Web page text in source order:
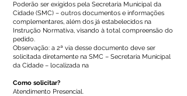
Poderão ser exigidos pela Secretaria Municipal da
Cidade (SMC) – outros documentos e informações
complementares, além dos já estabelecidos na
Instrução Normativa, visando à total compreensão do
pedido.
Observação: a 2ª via desse documento deve ser
solicitada diretamente na SMC – Secretaria Municipal
da Cidade – localizada na
Como solicitar?
Atendimento Presencial.